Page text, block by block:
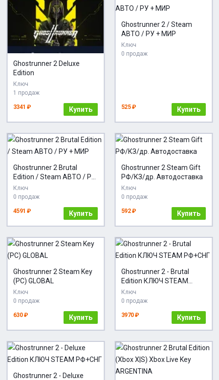
Ghostrunner 2 Deluxe
Edition
Ключ
1 продаж
3341 ₽ Купить
Ghostrunner 2 / Steam
АВТО / РУ + МИР
Ключ
0 продаж
525 ₽ Купить
Ghostrunner 2 Brutal
Edition / Steam АВТО / РУ
+ МИР
Ключ
0 продаж
4591 ₽ Купить
Ghostrunner 2 Steam Gift
РФ/КЗ/др. Автодоставка
Ключ
0 продаж
592 ₽ Купить
Ghostrunner 2 Steam Key
(PC) GLOBAL
Ключ
0 продаж
630 ₽ Купить
Ghostrunner 2 - Brutal
Edition КЛЮЧ STEAM
РФ+СНГ
Ключ
0 продаж
3970 ₽ Купить
Ghostrunner 2 - Deluxe